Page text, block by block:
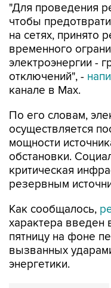
"Для проведения
чтобы
на сетях, принято
временного
электроэнергии -
отключений", -
канале в Max.
По его словам,
осуществляется
мощности
обстановки.
критическая
резервным
Как сообщалось,
характера введен
пятницу на фоне
вызванных
энергетики.